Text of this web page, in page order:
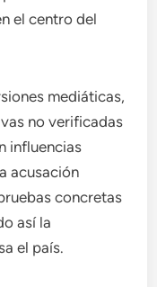
el centro del
mediáticas,
no verificadas
influencias
acusación
concretas
así la
el país.